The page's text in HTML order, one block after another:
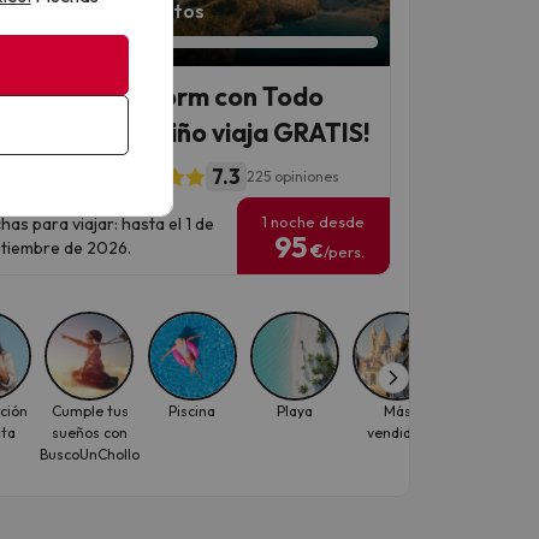
6 horas 27 minutos
a Benidorm con Todo
Promo ¡1 niño viaja GRATIS!
7.3 225 opiniones
para viajar: hasta el 1 de
de 2026.
1 noche desde
95€/pers.
Cumple tus
sueños con
BuscoUnChollo
Piscina Playa
Más
vendidos